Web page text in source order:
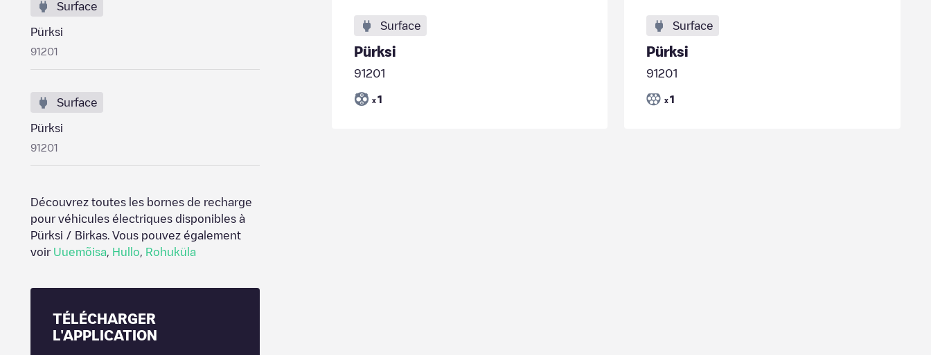
Surface
Pürksi
91201
Surface
Pürksi
91201
Découvrez toutes les bornes de recharge
pour véhicules électriques disponibles à
Pürksi / Birkas . Vous pouvez également
voir Uuemõisa Hullo Rohuküla
TÉLÉCHARGER
L'APPLICATION
Surface
Pürksi
91201
x 1
Surface
Pürksi
91201
x 1